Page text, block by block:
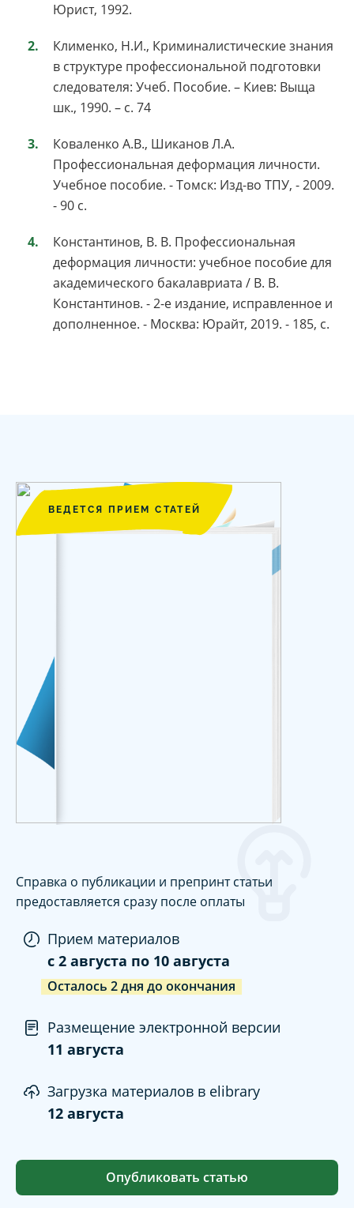
Юрист, 1992.
Клименко, Н.И., Криминалистические знания
в структуре профессиональной подготовки
следователя: Учеб. Пособие. – Киев: Выща
шк., 1990. – с. 74
Коваленко А.В., Шиканов Л.А.
Профессиональная деформация личности.
Учебное пособие. - Томск: Изд-во ТПУ, - 2009.
- 90 с.
Константинов, В. В. Профессиональная
деформация личности: учебное пособие для
академического бакалавриата / В. В.
Константинов. - 2-е издание, исправленное и
дополненное. - Москва: Юрайт, 2019. - 185, с.
ВЕДЕТСЯ ПРИЕМ СТАТЕЙ
Справка о публикации и препринт статьи
предоставляется сразу после оплаты
Прием материалов
c 2 августа по 10 августа
Осталось 2дня до окончания
Размещение электронной версии
11 августа
Загрузка материалов в elibrary
12 августа
Опубликовать статью